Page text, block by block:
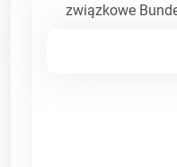
związkowe